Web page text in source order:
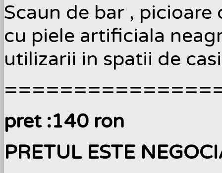
Scaun de bar ,
cu piele artificiala
utilizarii in spatii de
pret :140 ron
PRETUL ESTE